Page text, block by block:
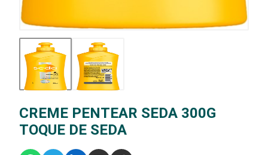
CREME PENTEAR SEDA 300G
TOQUE DE SEDA